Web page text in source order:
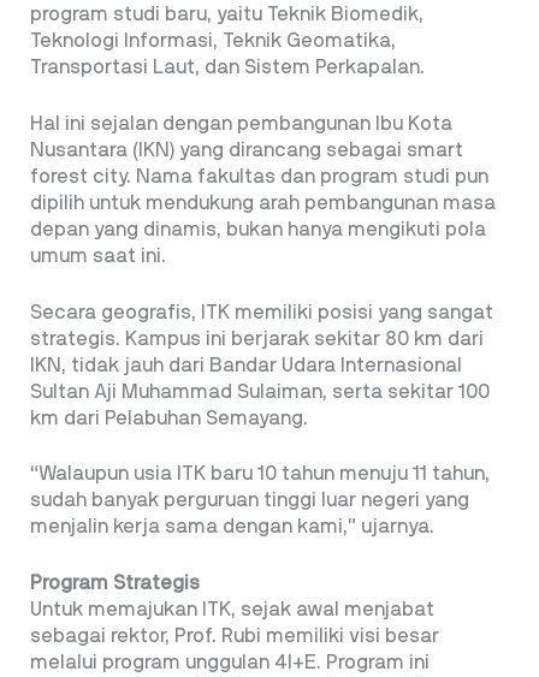
program studi baru, yaitu Teknik Biomedik,
Teknologi Informasi, Teknik Geomatika,
Transportasi Laut, dan Sistem Perkapalan.
Hal ini sejalan dengan pembangunan Ibu Kota
Nusantara (IKN) yang dirancang sebagai smart
forest city. Nama fakultas dan program studi pun
dipilih untuk mendukung arah pembangunan masa
depan yang dinamis, bukan hanya mengikuti pola
umum saat ini.
Secara geografis, ITK memiliki posisi yang sangat
strategis. Kampus ini berjarak sekitar 80 km dari
IKN, tidak jauh dari Bandar Udara Internasional
Sultan Aji Muhammad Sulaiman, serta sekitar 100
km dari Pelabuhan Semayang.
“Walaupun usia ITK baru 10 tahun menuju 11 tahun,
sudah banyak perguruan tinggi luar negeri yang
menjalin kerja sama dengan kami,” ujarnya.
Program Strategis
Untuk memajukan ITK, sejak awal menjabat
sebagai rektor, Prof. Rubi memiliki visi besar
melalui program unggulan 4I+E. Program ini